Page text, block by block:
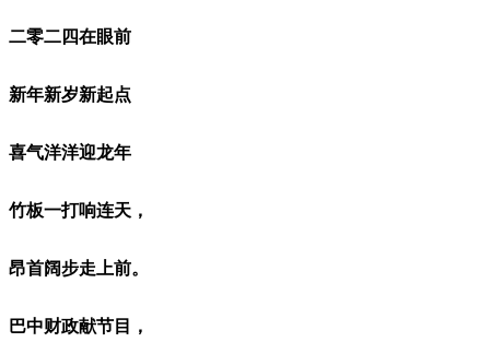
二零二四在眼前
新年新岁新起点
喜气洋洋迎龙年
竹板一打响连天，
昂首阔步走上前。
巴中财政献节目，